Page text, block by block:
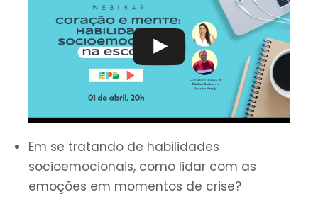
Em se tratando de habilidades
socioemocionais, como lidar com as
emoções em momentos de crise?